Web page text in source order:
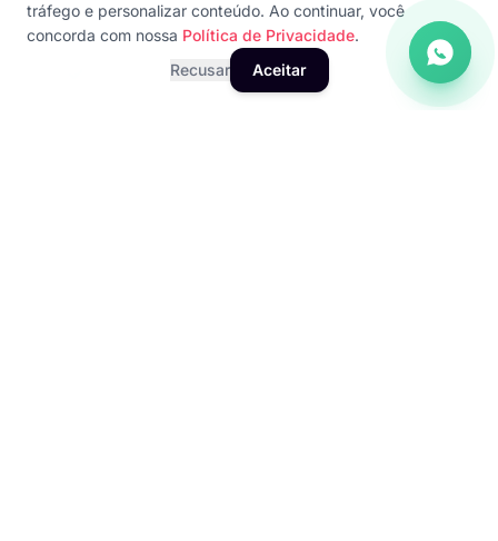
tráfego e personalizar conteúdo. Ao continuar, você
concorda com nossa Política de Privacidade.
Recusar
Aceitar